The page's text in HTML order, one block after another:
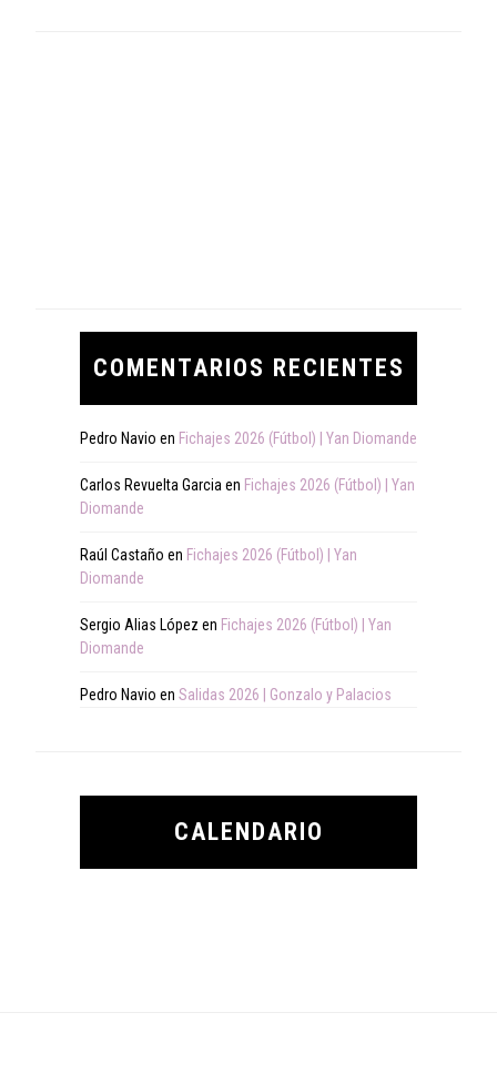
COMENTARIOS RECIENTES
Pedro Navio en Fichajes 2026 (Fútbol) | Yan Diomande
Carlos Revuelta Garcia en Fichajes 2026 (Fútbol) | Yan
Diomande
Raúl Castaño en Fichajes 2026 (Fútbol) | Yan
Diomande
Sergio Alias López en Fichajes 2026 (Fútbol) | Yan
Diomande
Pedro Navio en Salidas 2026 | Gonzalo y Palacios
CALENDARIO